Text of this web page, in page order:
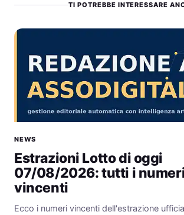
TI POTREBBE INTERESSARE
NEWS
Estrazioni Lotto di oggi
07/08/2026: tutti i
vincenti
Ecco i numeri vincenti dell'estrazione